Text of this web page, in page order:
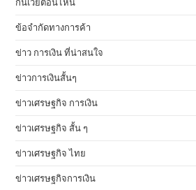
ข้อจำกัดทางการค้า
ข่าว การเงิน ที่น่าสนใจ
ข่าวการเงินสั้นๆ
ข่าวเศรษฐกิจ การเงิน
ข่าวเศรษฐกิจ สั้น ๆ
ข่าวเศรษฐกิจ ไทย
ข่าวเศรษฐกิจการเงิน